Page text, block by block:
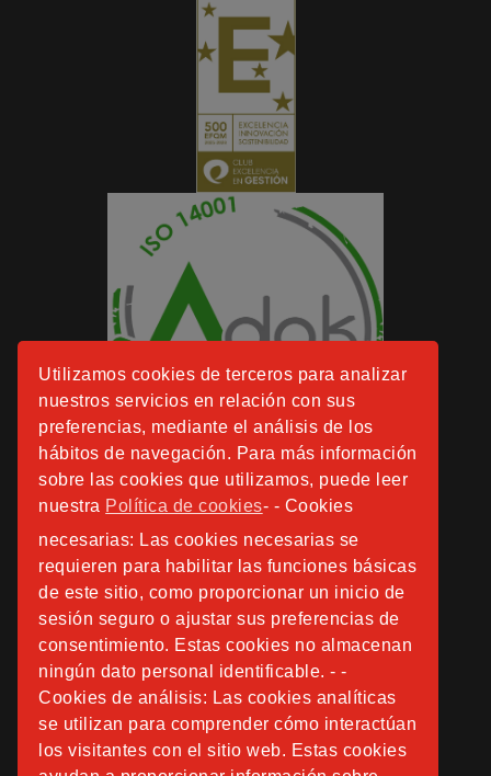
Utilizamos cookies de terceros para analizar
nuestros servicios en relación con sus
preferencias, mediante el análisis de los
hábitos de navegación. Para más información
sobre las cookies que utilizamos, puede leer
nuestra Política de cookies- - Cookies
necesarias: Las cookies necesarias se
requieren para habilitar las funciones básicas
de este sitio, como proporcionar un inicio de
sesión seguro o ajustar sus preferencias de
consentimiento. Estas cookies no almacenan
ningún dato personal identificable. - -
Cookies de análisis: Las cookies analíticas
se utilizan para comprender cómo interactúan
los visitantes con el sitio web. Estas cookies